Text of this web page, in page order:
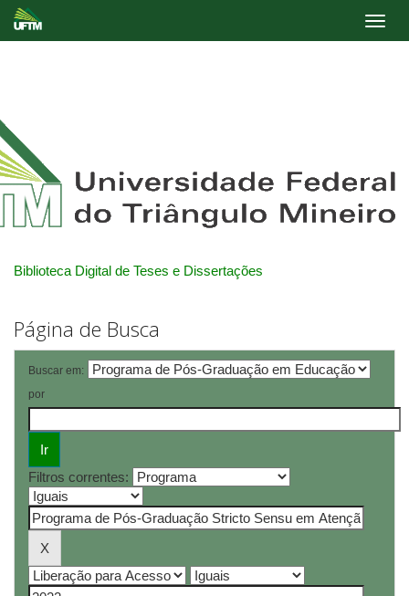
Biblioteca Digital de Teses e Dissertações
Página de Busca
Buscar em:
por
Filtros correntes: